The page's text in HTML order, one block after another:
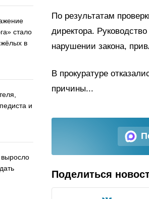
стало
в
и
выросло
По результатам
директора.
нарушении закона,
В прокуратуре
причины...
Поделиться